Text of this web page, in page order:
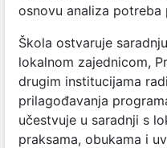
osnovu analiza potreba
Škola ostvaruje
lokalnom zajednicom,
drugim institucijama
prilagođavanja
učestvuje u saradnji s
praksama, obukama i